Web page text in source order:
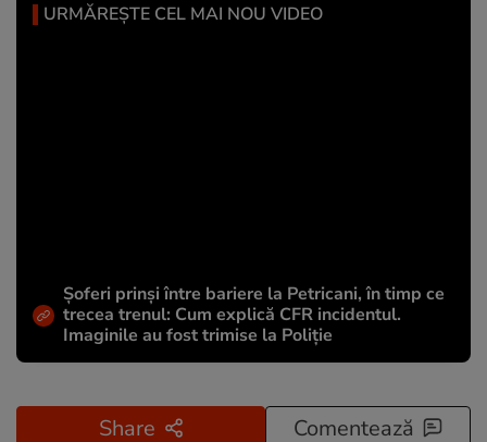
URMĂREȘTE CEL MAI NOU VIDEO
Șoferi prinși între bariere la Petricani, în timp ce
trecea trenul: Cum explică CFR incidentul.
Imaginile au fost trimise la Poliție
Share Comentează